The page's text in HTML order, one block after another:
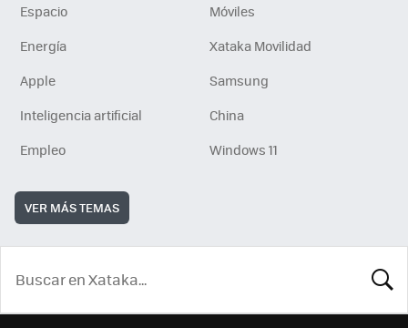
Espacio
Móviles
Energía
Xataka Movilidad
Apple
Samsung
Inteligencia artificial
China
Empleo
Windows 11
VER MÁS TEMAS